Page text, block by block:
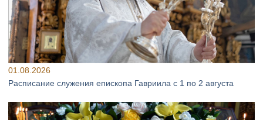
01.08.2026
Расписание служения епископа Гавриила с 1 по 2 августа